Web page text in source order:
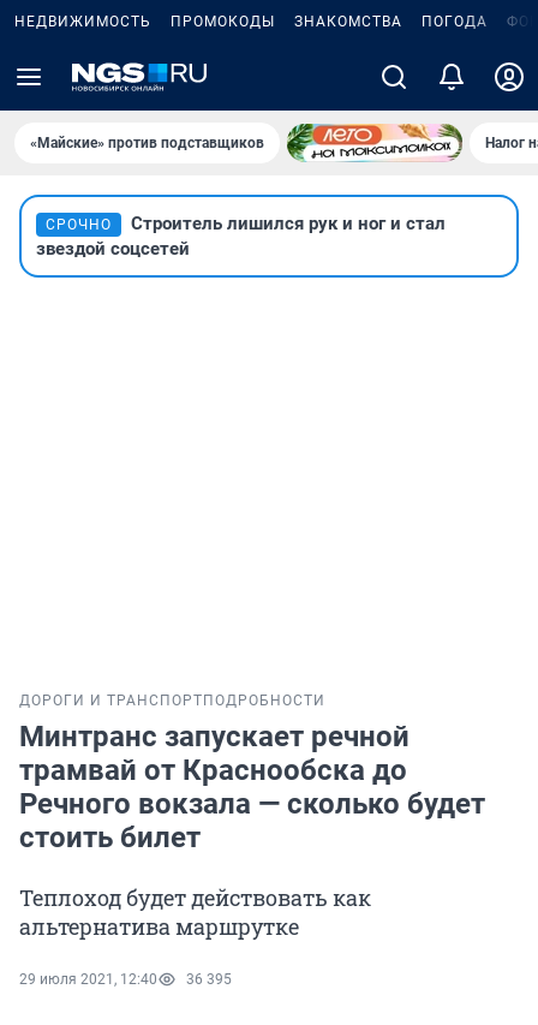
НЕДВИЖИМОСТЬ ПРОМОКОДЫ ЗНАКОМСТВА ПОГОДА
«Майские» против подставщиков Налог
СРОЧНО
Строитель лишился рук и ног и стал
звездой соцсетей
ДОРОГИ И ТРАНСПОРТ ПОДРОБНОСТИ
Минтранс запускает речной
трамвай от Краснообска до
Речного вокзала — сколько будет
стоить билет
Теплоход будет действовать как
альтернатива маршрутке
29 июля 2021, 12:40 36 395